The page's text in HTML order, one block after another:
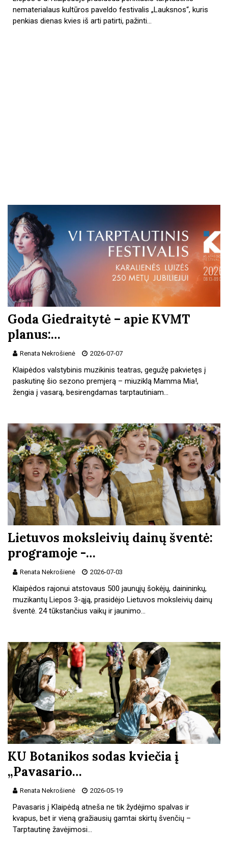
nematerialaus kultūros paveldo festivalis „Lauksnos“, kuris
penkias dienas kvies iš arti patirti, pažinti…
Goda Giedraitytė – apie KVMT
planus:…
Renata Nekrošienė 2026-07-07
Klaipėdos valstybinis muzikinis teatras, gegužę pakvietęs į
paskutinę šio sezono premjerą – miuziklą Mamma Mia!,
žengia į vasarą, besirengdamas tarptautiniam…
Lietuvos moksleivių dainų šventė:
programoje -…
Renata Nekrošienė 2026-07-03
Klaipėdos rajonui atstovaus 500 jaunųjų šokėjų, dainininkų,
muzikantų Liepos 3-ąją, prasidėjo Lietuvos moksleivių dainų
šventė. 24 tūkstančius vaikų ir jaunimo…
KU Botanikos sodas kviečia į
„Pavasario…
Renata Nekrošienė 2026-05-19
Pavasaris į Klaipėdą atneša ne tik žydėjimo spalvas ir
kvapus, bet ir vieną gražiausių gamtai skirtų švenčių –
Tarptautinę žavėjimosi…